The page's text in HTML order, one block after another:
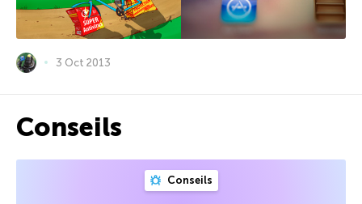
3 Oct 2013
Conseils
Conseils